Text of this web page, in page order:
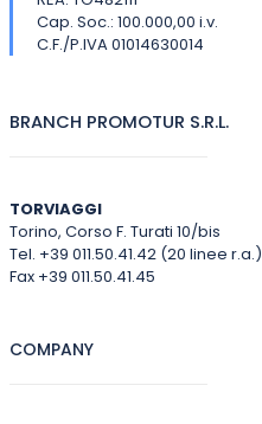
Cap. Soc.: 100.000,00 i.v.
C.F./P.IVA 01014630014
BRANCH PROMOTUR S.R.L.
TORVIAGGI
Torino, Corso F. Turati 10/bis
Tel. +39 011.50.41.42 (20 linee r.a.)
Fax +39 011.50.41.45
COMPANY